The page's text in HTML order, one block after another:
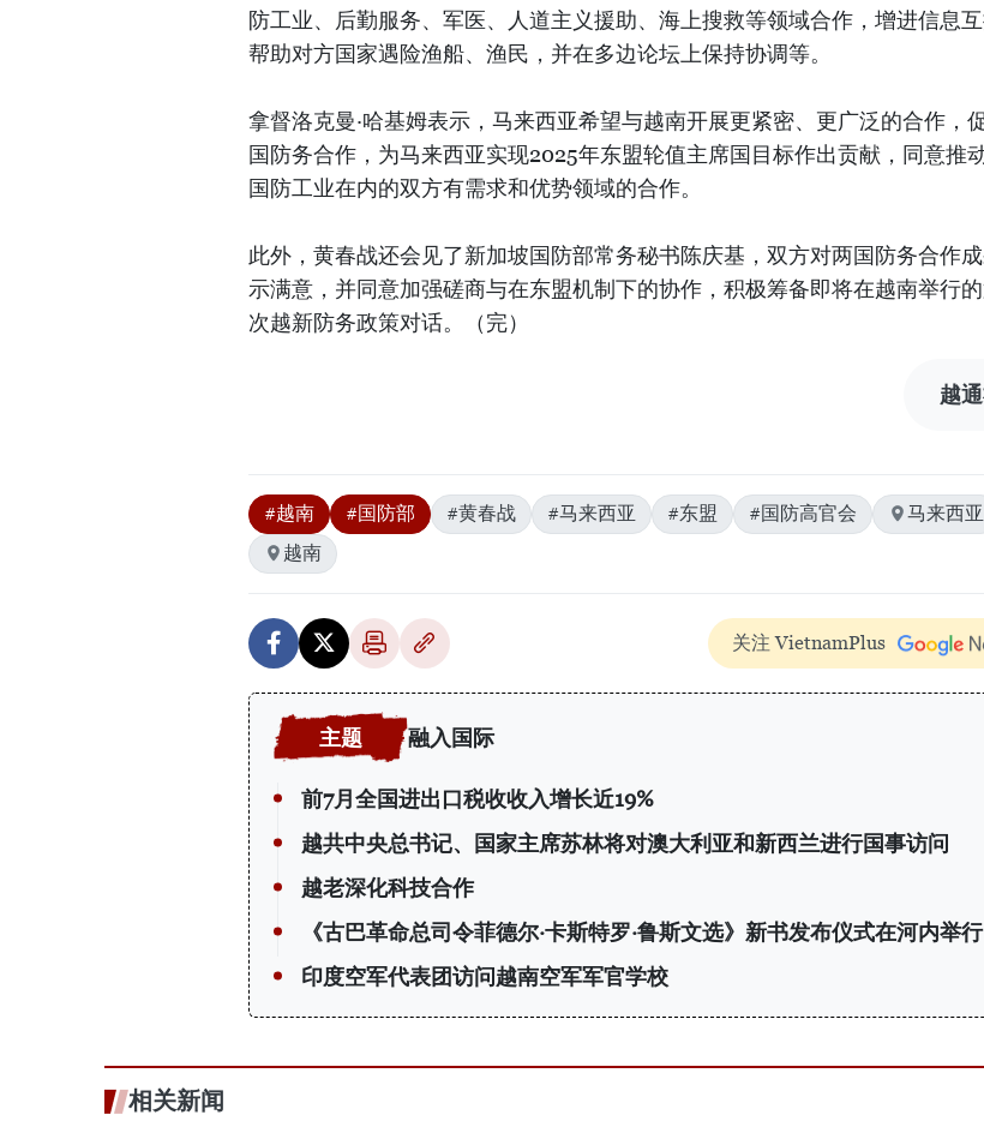
防工业、后勤服务、军医、人道主义援助、海上搜救等领域合作，增进信息互
帮助对方国家遇险渔船、渔民，并在多边论坛上保持协调等。
拿督洛克曼·哈基姆表示，马来西亚希望与越南开展更紧密、更广泛的合作，
国防务合作，为马来西亚实现2025年东盟轮值主席国目标作出贡献，同意推
国防工业在内的双方有需求和优势领域的合作。
此外，黄春战还会见了新加坡国防部常务秘书陈庆基，双方对两国防务合作
示满意，并同意加强磋商与在东盟机制下的协作，积极筹备即将在越南举行
次越新防务政策对话。（完）
越
#越南 #国防部 #黄春战 #马来西亚 #东盟 #国防高官会
马来西亚
越南
关注 VietnamPlus
融入国际
前7月全国进出口税收收入增长近19%
越共中央总书记、国家主席苏林将对澳大利亚和新西兰进行国事访问
越老深化科技合作
《古巴革命总司令菲德尔·卡斯特罗·鲁斯文选》新书发布仪式在河内举行
印度空军代表团访问越南空军军官学校
相关新闻